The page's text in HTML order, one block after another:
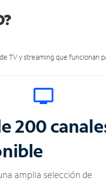
TV y streaming que funcionan
200
amplia selección de